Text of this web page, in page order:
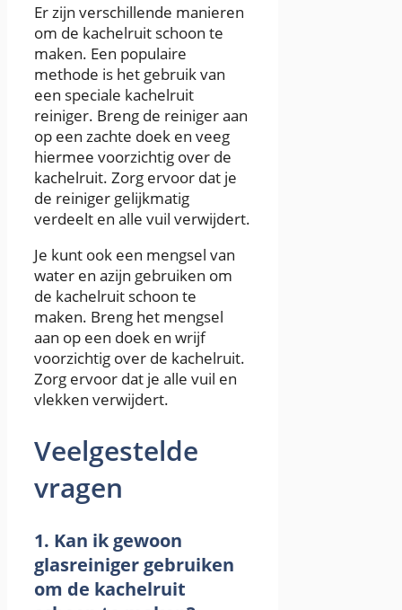
Er zijn verschillende manieren
om de kachelruit schoon te
maken. Een populaire
methode is het gebruik van
een speciale kachelruit
reiniger. Breng de reiniger aan
op een zachte doek en veeg
hiermee voorzichtig over de
kachelruit. Zorg ervoor dat je
de reiniger gelijkmatig
verdeelt en alle vuil verwijdert.
Je kunt ook een mengsel van
water en azijn gebruiken om
de kachelruit schoon te
maken. Breng het mengsel
aan op een doek en wrijf
voorzichtig over de kachelruit.
Zorg ervoor dat je alle vuil en
vlekken verwijdert.
Veelgestelde
vragen
1. Kan ik gewoon
glasreiniger gebruiken
om de kachelruit